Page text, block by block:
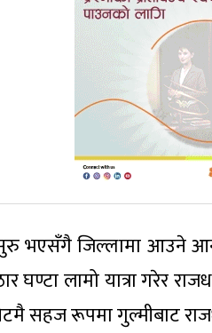
भएसँगै जिल्लामा आउने
लामो यात्रा गरेर
सहज रूपमा गुल्मीबाट